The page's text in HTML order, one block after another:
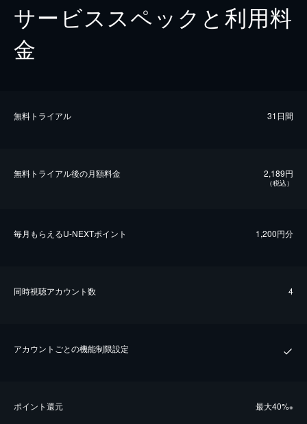
サービススペックと利用料
金
無料トライアル 31日間
無料トライアル後の⽉額料金 2,189円
（税込）
毎⽉もらえるU-NEXTポイント 1,200円分
同時視聴アカウント数 4
アカウントごとの機能制限設定
ポイント還元 最⼤40%※